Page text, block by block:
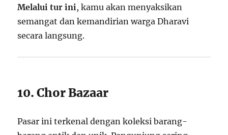
Melalui tur ini , kamu akan menyaksikan
semangat dan kemandirian warga Dharavi
secara langsung.
10. Chor Bazaar
Pasar ini terkenal dengan koleksi barang-